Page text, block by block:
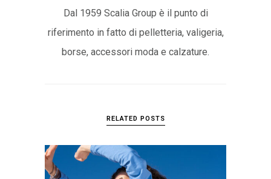
Dal 1959 Scalia Group è il punto di
riferimento in fatto di pelletteria, valigeria,
borse, accessori moda e calzature.
RELATED POSTS